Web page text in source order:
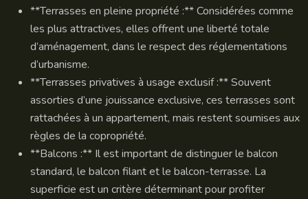
**Terrasses en pleine propriété :** Considérées comme
les plus attractives, elles offrent une liberté totale
d’aménagement, dans le respect des réglementations
d’urbanisme.
**Terrasses privatives à usage exclusif :** Souvent
assorties d’une jouissance exclusive, ces terrasses sont
rattachées à un appartement, mais restent soumises aux
règles de la copropriété.
**Balcons :** Il est important de distinguer le balcon
standard, le balcon filant et le balcon-terrasse. La
superficie est un critère déterminant pour profiter